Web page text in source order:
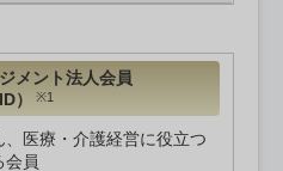
メント法人会員
）
※1
医療・介護経営に役立つ
会員